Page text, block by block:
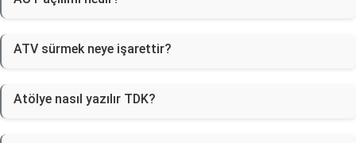
ATV sürmek neye işarettir?
Atölye nasıl yazılır TDK?